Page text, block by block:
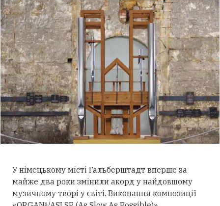
У німецькому місті Гальберштадт вперше за
майже два роки змінили акорд у найдовшому
музичному творі у світі. Виконання композиції